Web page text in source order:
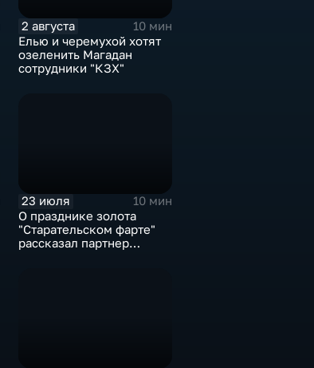
2 августа
10 мин
Елью и черемухой хотят
озеленить Магадан
сотрудники "КЗХ"
23 июля
10 мин
О празднике золота
"Старательском фарте"
рассказал партнер